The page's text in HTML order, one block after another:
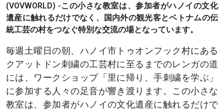
(VOVWORLD) -この小さな教室は、参加者がハノイの文化
遺産に触れるだけでなく、国内外の観光客とベトナムの伝
統工芸の村をつなぐ特別な交流の場となっています。
毎週土曜日の朝、ハノイ市トゥオンフック村にある
クアットドン刺繍の工芸村に至るまでのレンガの道
には、ワークショップ「里に帰り、手刺繍を学ぶ」
に参加する人々の足音が響き渡ります。この小さな
教室は、参加者がハノイの文化遺産に触れるだけで